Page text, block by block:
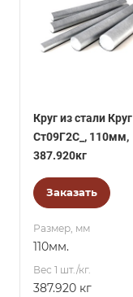
Круг из стали Круг
Ст09Г2С_, 110мм,
387.920кг
Заказать
Размер, мм
110мм.
Вес 1 шт./кг.
387.920 кг